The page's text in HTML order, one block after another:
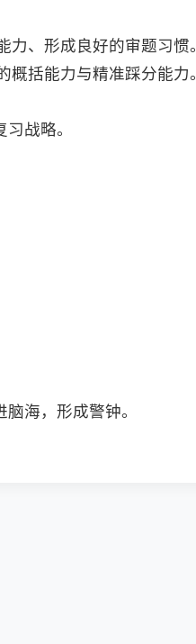
、形成良好的审题习惯。
括能力与精准踩分能力。
战略。
海，形成警钟。